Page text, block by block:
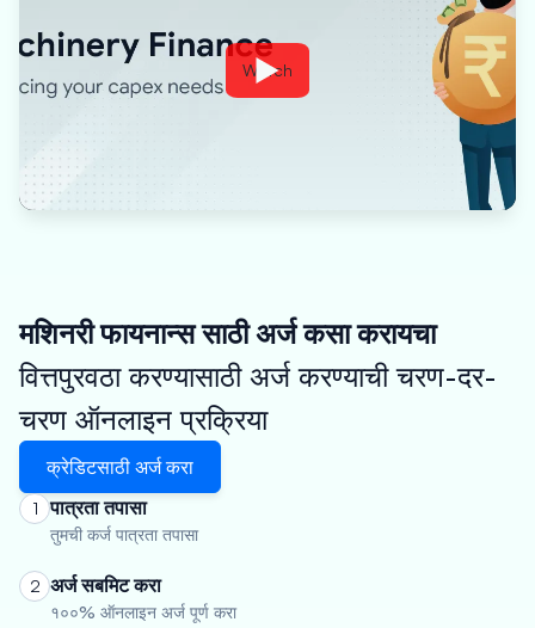
Watch
मशिनरी फायनान्स साठी अर्ज कसा करायचा
वित्तपुरवठा करण्यासाठी अर्ज करण्याची चरण-दर-
चरण ऑनलाइन प्रक्रिया
क्रेडिटसाठी अर्ज करा
1 पात्रता तपासा
तुमची कर्ज पात्रता तपासा
2 अर्ज सबमिट करा
१००% ऑनलाइन अर्ज पूर्ण करा